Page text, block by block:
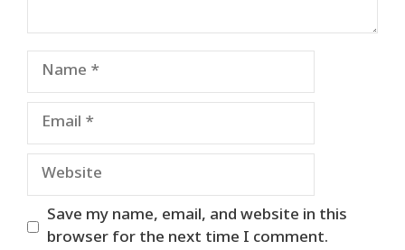
Name
Email
Website
Save my name, email, and website in this
browser for the next time I comment.